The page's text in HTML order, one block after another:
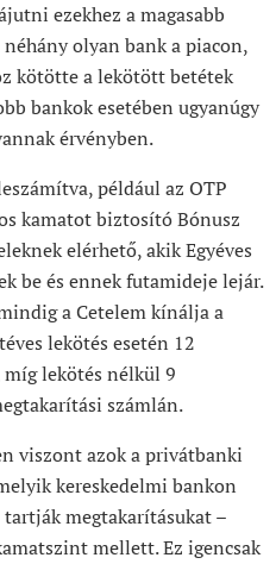
ezekhez a magasabb
olyan bank a piacon,
kötötte a lekötött betétek
bankok esetében ugyanúgy
érvényben.
például az OTP
kamatot biztosító Bónusz
elérhető, akik Egyéves
be és ennek futamideje lejár.
a Cetelem kínálja a
lekötés esetén 12
lekötés nélkül 9
számlán.
viszont azok a privátbanki
kereskedelmi bankon
megtakarításukat –
mellett. Ez igencsak